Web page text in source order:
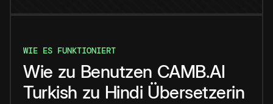
WIE ES FUNKTIONIERT
Wie zu Benutzen CAMB.AI
Turkish zu Hindi Übersetzerin